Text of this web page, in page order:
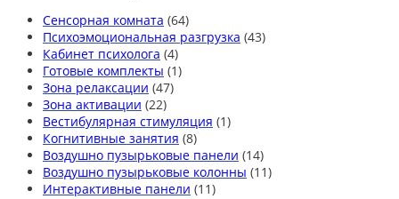
Сенсорная комната (64)
Психоэмоциональная разгрузка (43)
Кабинет психолога (4)
Готовые комплекты (1)
Зона релаксации (47)
Зона активации (22)
Вестибулярная стимуляция (1)
Когнитивные занятия (8)
Воздушно пузырьковые панели (14)
Воздушно пузырьковые колонны (11)
Интерактивные панели (11)